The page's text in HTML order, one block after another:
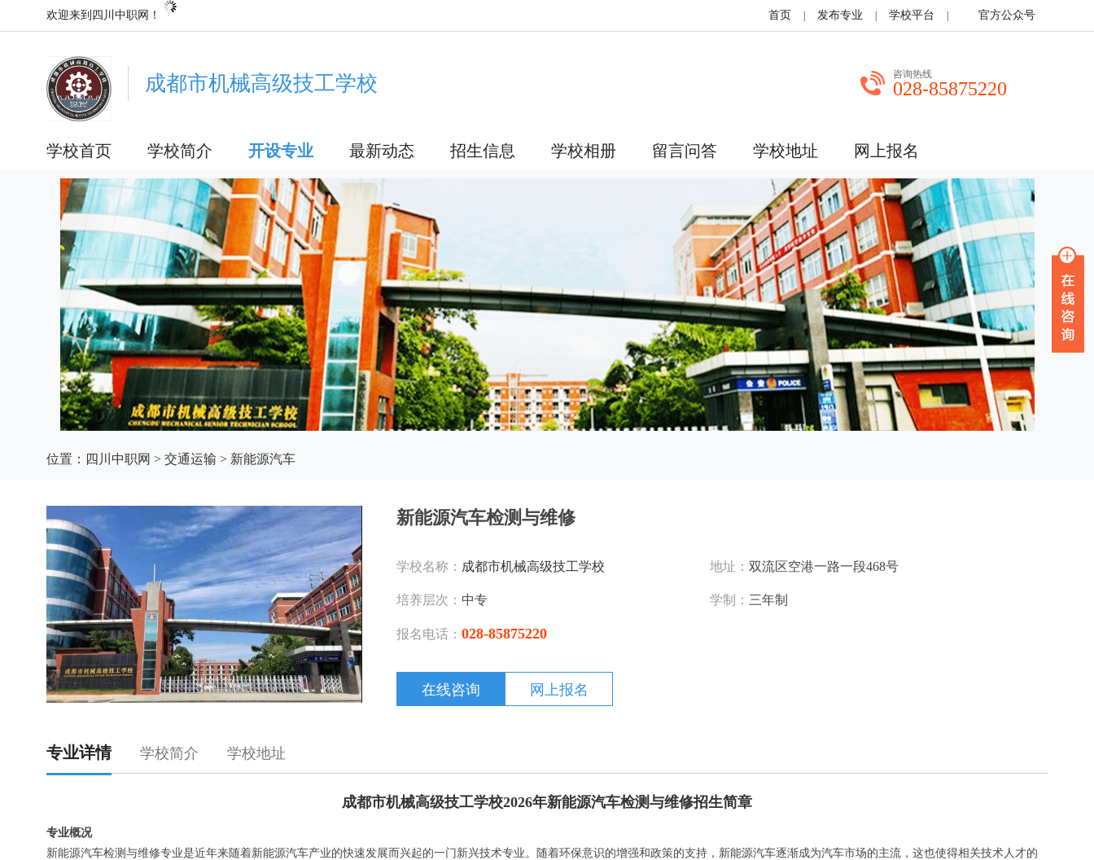
欢迎来到四川中职网！ 首页 发布专业 学校平台 官方公众号
成都市机械高级技工学校 咨询热线
028-85875220
学校首页 学校简介 开设专业 最新动态 招生信息 学校相册 留言问答 学校地址 网上报名
位置： 四川中职网 > 交通运输 > 新能源汽车
新能源汽车检测与维修
学校名称： 成都市机械高级技工学校 地址： 双流区空港一路一段468号
培养层次： 中专 学制： 三年制
报名电话： 028-85875220
网上报名
在线咨询
专业详情 学校简介 学校地址
成都市机械高级技工学校2026年新能源汽车检测与维修招生简章
专业概况
新能源汽车检测与维修专业是近年来随着新能源汽车产业的快速发展而兴起的一门新兴技术专业。随着环保意识的增强和政策的支持，新能源汽车逐渐成为汽车市场的主流，这也使得相关技术人才的